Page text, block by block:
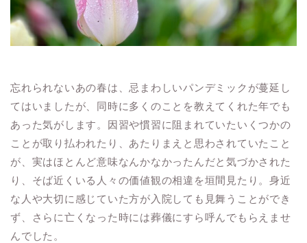
忘れられないあの春は、忌まわしいパンデミックが蔓延し
てはいましたが、同時に多くのことを教えてくれた年でも
あった気がします。因習や慣習に阻まれていたいくつかの
ことが取り払われたり、あたりまえと思わされていたこと
が、実はほとんど意味なんかなかったんだと気づかされた
り、そば近くいる人々の価値観の相違を垣間見たり。身近
な人や大切に感じていた方が入院しても見舞うことができ
ず、さらに亡くなった時には葬儀にすら呼んでもらえませ
んでした。